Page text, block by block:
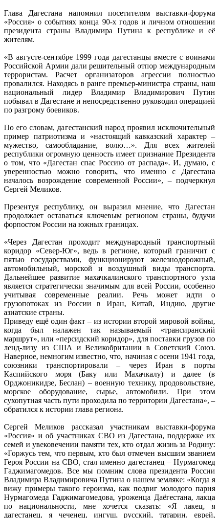
Глава Дагестана напомнил посетителям выставки-форума
«Россия» о событиях конца 90-х годов и личном отношении
президента страны Владимира Путина к республике и её
жителям.
«В августе-сентябре 1999 года дагестанцы вместе с воинами
Российской Армии дали решительный отпор международным
террористам. Расчет организаторов агрессии полностью
провалился. Находясь в ранге премьер-министра страны, наш
национальный лидер Владимир Владимирович Путин
побывал в Дагестане и непосредственно руководил операцией
по разгрому боевиков.
По его словам, дагестанский народ проявил исключительный
пример патриотизма и «настоящий кавказский характер –
мужество, самообладание, волю…». Для всех жителей
республики огромную ценность имеет признание Президента
о том, что «Дагестан спас Россию от распада». И, думаю, с
уверенностью можно говорить, что именно с Дагестана
началось возрождение современной России», – подчеркнул
Сергей Меликов.
Презентуя республику, он выразил мнение, что Дагестан
продолжает оставаться ключевым регионом страны, будучи
форпостом России на южных границах.
«Через Дагестан проходит международный транспортный
коридор «Север-Юг», ведь в регионе, который граничит с
пятью государствами, функционируют железнодорожный,
автомобильный, морской и воздушный виды транспорта.
Дальнейшее развитие махачкалинского транспортного узла
является стратегически значимым для всей России, особенно
учитывая современные реалии. Речь может идти о
грузопотоках из России в Иран, Китай, Индию, другие
азиатские страны.
Приведу ещё один факт – из истории второй мировой войны,
когда был налажен так называемый «трансиранский
маршрут», или «персидский коридор», для поставки грузов по
ленд-лизу из США и Великобритании в Советский Союз.
Наверное, немногим известно, что, начиная с осени 1941 года,
союзники транспортировали – через Иран в порты
Каспийского моря (Баку или Махачкалу) и далее (в
Орджоникидзе, Беслан) – военную технику, продовольствие,
морское оборудование, сырье, автомобили. При этом
сухопутная часть пути проходила по территории Дагестана», –
обратился к истории глава региона.
Сергей Меликов рассказал участникам выставки-форума
«Россия» и об участниках СВО из Дагестана, поддержке их
семей и увековечении памяти тех, кто отдал жизнь за Родину:
«Горжусь тем, что первым, кто был отмечен высшим званием
Героя России на СВО, стал именно дагестанец – Нурмагомед
Гаджимагомедов. Все мы помним слова президента России
Владимира Владимировича Путина о нашем земляке: «Когда я
вижу примеры такого героизма, как подвиг молодого парня
Нурмагомеда Гаджимагомедова, уроженца Даёгестана, лакца
по национальности, мне хочется сказать: «Я лакец, я
дагестанец, я чеченец, ингуш, русский, татарин, еврей,